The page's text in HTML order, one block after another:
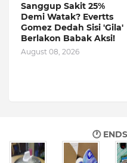
Sanggup Sakit 25%
Demi Watak? Evertts
Gomez Dedah Sisi 'Gila'
Berlakon Babak Aksi!
August 08, 2026
🕐